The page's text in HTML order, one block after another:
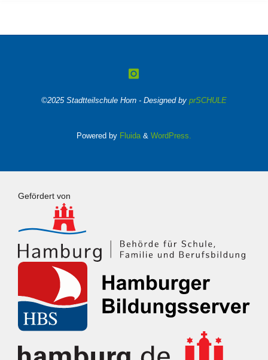
©2025 Stadtteilschule Horn - Designed by prSCHULE
Powered by Fluida& WordPress.
Gefördert von